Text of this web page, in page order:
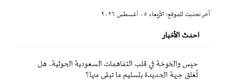
آخر تحديث للموقع: الأربعاء ٠٥ أغسطس ٢٠٢٦
احدث الأخبار
حيس والخوخة في قلب التفاهمات السعودية الحوثية.. هل
تُغلق جبهة الحديدة بتسليم ما تبقى منها؟